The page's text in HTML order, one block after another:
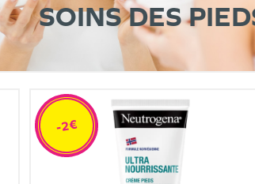
SOINS DES
-2€